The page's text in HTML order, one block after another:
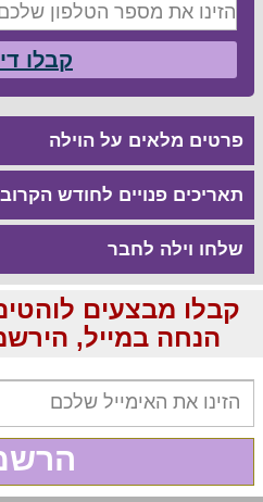
קבלו
פרטים מלאים על הוילה
תאריכים פנויים לחודש הקרוב
שלחו וילה לחבר
הנחה במייל,